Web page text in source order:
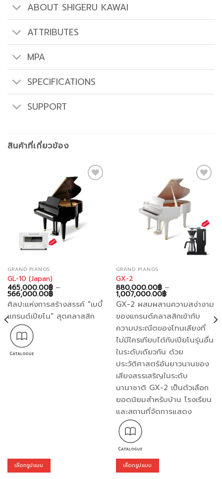
ABOUT SHIGERU KAWAI
ATTRIBUTES
MPA
SPECIFICATIONS
SUPPORT
สินค้าที่เกี่ยวข้อง
Add to
GRAND PIANOS
GL-10 (Japan)
465,000.00฿ –
566,000.00฿Price
range:
465,000.00฿
through
566,000.00฿
ศิลปะแห่งการสร้างสรรค์ "เบบี้
แกรนด์เปียโน" สุดคลาสสิก
เลือกรูปแบบ
Add to
wishlist
GRAND PIANOS
GX-2
880,000.00฿ –
1,007,000.00฿Price
880,000.00฿
through
1,007,000.00฿
GX-2 ผสมผสานความสง่างาม
ของแกรนด์คลาสสิกเข้ากับ
ความประณีตของโทนเสียงที่
ไม่มีใครเทียบได้กับเปียโนรุ่นอื่น
ในระดับเดียวกัน ด้วย
ประวัติศาสตร์อันยาวนานของ
เสียงสรรเสริญในระดับ
นานาชาติ GX-2 เป็นตัวเลือก
ยอดนิยมสำหรับบ้าน โรงเรียน
และสถานที่จัดการแสดง
เลือกรูปแบบ